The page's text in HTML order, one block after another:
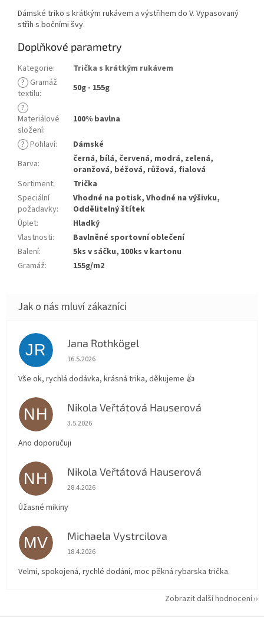
Dámské triko s krátkým rukávem a výstřihem do V. Vypasovaný
střih s bočními švy.
Doplňkové parametry
Kategorie:
Trička s krátkým rukávem
? Gramáž
textilu:
50g - 155g
?
Materiálové
složení:
100% bavlna
? Pohlaví:
Dámské
Barva:
černá, bílá, červená, modrá, zelená,
oranžová, béžová, růžová, fialová
Sortiment:
Trička
Speciální
požadavky:
Vhodné na potisk, Vhodné na výšivku,
Oddělitelný štítek
Úplet:
Hladký
Vlastnosti:
Bavlněné sportovní oblečení
Balení:
5ks v sáčku, 100ks v kartonu
Gramáž: 155g/m2
JR Jana Rothkögel
Hodnocení obchodu je 5 z 5 hvězdiček.
16.5.2026
Vše ok, rychlá dodávka, krásná trika, děkujeme 👍
NH Nikola Veřtátová Hauserová
Hodnocení obchodu je 5 z 5 hvězdiček.
3.5.2026
Ano doporučuji
NH Nikola Veřtátová Hauserová
Hodnocení obchodu je 5 z 5 hvězdiček.
28.4.2026
Úžasné mikiny
MV Michaela Vystrcilova
Hodnocení obchodu je 5 z 5 hvězdiček.
18.4.2026
Velmi, spokojená, rychlé dodání, moc pěkná rybarska trička.
Zobrazit další hodnocení